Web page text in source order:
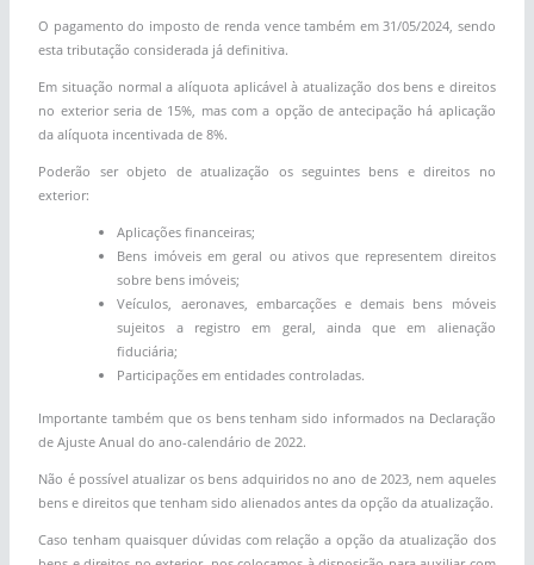
O pagamento do imposto de renda vence também em 31/05/2024, sendo
esta tributação considerada já definitiva.
Em situação normal a alíquota aplicável à atualização dos bens e direitos
no exterior seria de 15%, mas com a opção de antecipação há aplicação
da alíquota incentivada de 8%.
Poderão ser objeto de atualização os seguintes bens e direitos no
exterior:
Aplicações financeiras;
Bens imóveis em geral ou ativos que representem direitos
sobre bens imóveis;
Veículos, aeronaves, embarcações e demais bens móveis
sujeitos a registro em geral, ainda que em alienação
fiduciária;
Participações em entidades controladas.
Importante também que os bens tenham sido informados na Declaração
de Ajuste Anual do ano-calendário de 2022.
Não é possível atualizar os bens adquiridos no ano de 2023, nem aqueles
bens e direitos que tenham sido alienados antes da opção da atualização.
Caso tenham quaisquer dúvidas com relação a opção da atualização dos